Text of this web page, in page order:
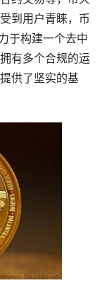
到用户青睐，币
于构建一个去中
有多个合规的运
供了坚实的基